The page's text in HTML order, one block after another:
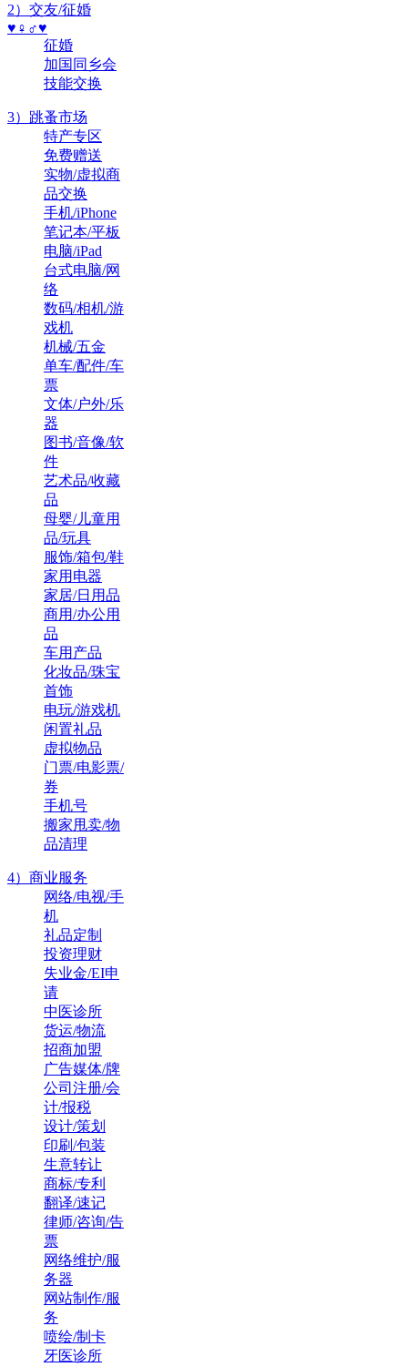
2）交友/征婚
♥♀♂♥
征婚
加国同乡会
技能交换
3）跳蚤市场
特产专区
免费赠送
实物/虚拟商
品交换
手机/iPhone
笔记本/平板
电脑/iPad
台式电脑/网
络
数码/相机/游
戏机
机械/五金
单车/配件/车
票
文体/户外/乐
器
图书/音像/软
件
艺术品/收藏
品
母婴/儿童用
品/玩具
服饰/箱包/鞋
家用电器
家居/日用品
商用/办公用
品
车用产品
化妆品/珠宝
首饰
电玩/游戏机
闲置礼品
虚拟物品
门票/电影票/
券
手机号
搬家甩卖/物
品清理
4）商业服务
网络/电视/手
机
礼品定制
投资理财
失业金/EI申
请
中医诊所
货运/物流
招商加盟
广告媒体/牌
公司注册/会
计/报税
设计/策划
印刷/包装
生意转让
商标/专利
翻译/速记
律师/咨询/告
票
网络维护/服
务器
网站制作/服
务
喷绘/制卡
牙医诊所